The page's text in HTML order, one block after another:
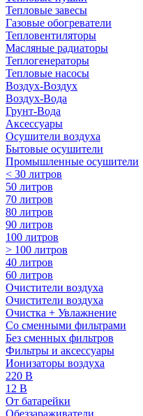
Тепловые завесы
Газовые обогреватели
Тепловентиляторы
Масляные радиаторы
Теплогенераторы
Тепловые насосы
Воздух-Воздух
Воздух-Вода
Грунт-Вода
Аксессуары
Осушители воздуха
Бытовые осушители
Промышленные осушители
< 30 литров
50 литров
70 литров
80 литров
90 литров
100 литров
> 100 литров
40 литров
60 литров
Очистители воздуха
Очистители воздуха
Очистка + Увлажнение
Cо сменными фильтрами
Без сменных фильтров
Фильтры и аксессуары
Ионизаторы воздуха
220 В
12 В
От батарейки
Обеззараживатели